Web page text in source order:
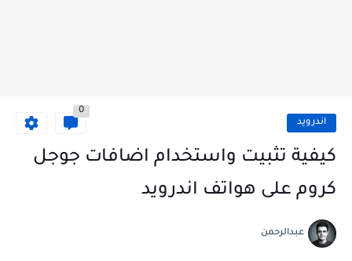
اندرويد
0
كيفية تثبيت واستخدام اضافات جوجل
كروم على هواتف اندرويد
عبدالرحمن